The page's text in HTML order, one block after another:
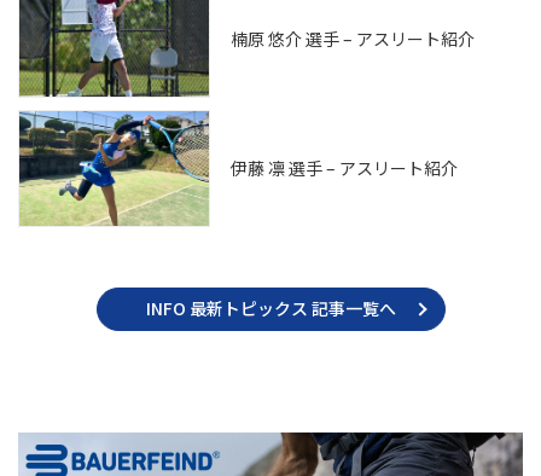
楠原 悠介 選手 – アスリート紹介
伊藤 凛 選手 – アスリート紹介
INFO 最新トピックス 記事一覧へ